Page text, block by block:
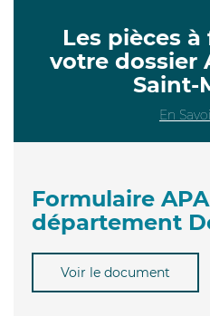
Les pièces
votre dossier
Saint-
En
Formulaire
département
Voir le document